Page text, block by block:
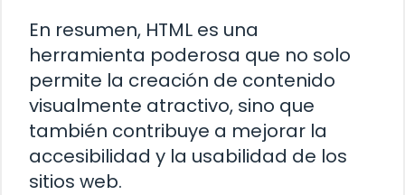
En resumen, HTML es una
herramienta poderosa que no solo
permite la creación de contenido
visualmente atractivo, sino que
también contribuye a mejorar la
accesibilidad y la usabilidad de los
sitios web.